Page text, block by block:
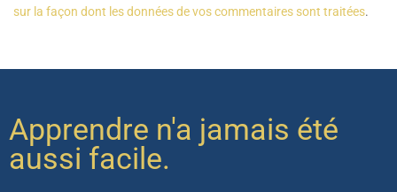
sur la façon dont les données de vos commentaires sont traitées.
Apprendre n'a jamais été
aussi facile.